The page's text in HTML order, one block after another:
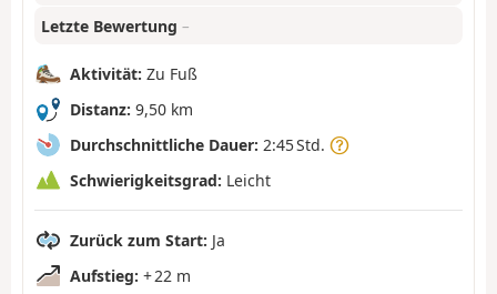
Letzte Bewertung –
Aktivität: Zu Fuß
Distanz: 9,50 km
Durchschnittliche Dauer: 2:45 Std.
Schwierigkeitsgrad: Leicht
Zurück zum Start: Ja
Aufstieg: + 22 m